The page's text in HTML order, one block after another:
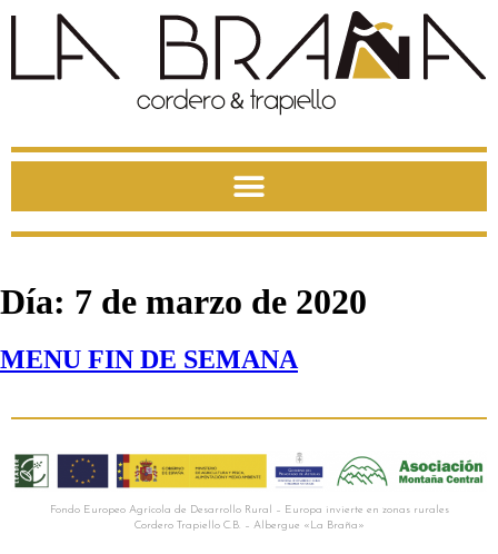
Día: 7 de marzo de 2020
MENU FIN DE SEMANA
Fondo Europeo Agrícola de Desarrollo Rural – Europa invierte en zonas rurales
Cordero Trapiello C.B. – Albergue «La Braña»